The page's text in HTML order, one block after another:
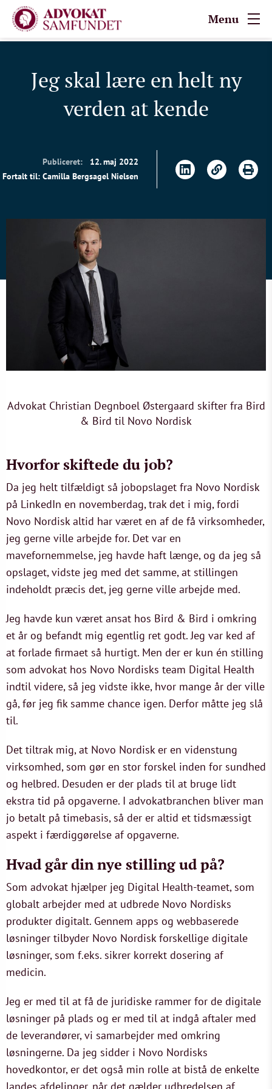
Menu
Jeg skal lære en helt ny
verden at kende
Publiceret:
12. maj 2022
Fortalt til: Camilla Bergsagel Nielsen
Advokat Christian Degnboel Østergaard skifter fra Bird
& Bird til Novo Nordisk
Hvorfor skiftede du job?
Da jeg helt tilfældigt så jobopslaget fra Novo Nordisk
på LinkedIn en novemberdag, trak det i mig, fordi
Novo Nordisk altid har været en af de få virksomheder,
jeg gerne ville arbejde for. Det var en
mavefornemmelse, jeg havde haft længe, og da jeg så
opslaget, vidste jeg med det samme, at stillingen
indeholdt præcis det, jeg gerne ville arbejde med.
Jeg havde kun været ansat hos Bird & Bird i omkring
et år og befandt mig egentlig ret godt. Jeg var ked af
at forlade firmaet så hurtigt. Men der er kun én stilling
som advokat hos Novo Nordisks team Digital Health
indtil videre, så jeg vidste ikke, hvor mange år der ville
gå, før jeg fik samme chance igen. Derfor måtte jeg slå
til.
Det tiltrak mig, at Novo Nordisk er en videnstung
virksomhed, som gør en stor forskel inden for sundhed
og helbred. Desuden er der plads til at bruge lidt
ekstra tid på opgaverne. I advokatbranchen bliver man
jo betalt på timebasis, så der er altid et tidsmæssigt
aspekt i færdiggørelse af opgaverne.
Hvad går din nye stilling ud på?
Som advokat hjælper jeg Digital Health-teamet, som
globalt arbejder med at udbrede Novo Nordisks
produkter digitalt. Gennem apps og webbaserede
løsninger tilbyder Novo Nordisk forskellige digitale
løsninger, som f.eks. sikrer korrekt dosering af
medicin.
Jeg er med til at få de juridiske rammer for de digitale
løsninger på plads og er med til at indgå aftaler med
de leverandører, vi samarbejder med omkring
løsningerne. Da jeg sidder i Novo Nordisks
hovedkontor, er det også min rolle at bistå de enkelte